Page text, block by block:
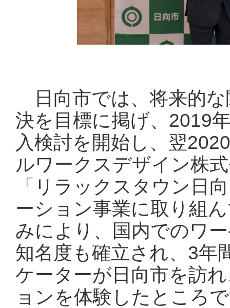
日向市では、将来的な
決を目標に掲げ、2019
入検討を開始し、翌
ルワークスデザイン株
「リラックスタウン日
ーション事業に取り組
みにより、国内でのワ
知名度も確立され、3年
ケーターが日向市を訪
ョンを体験したところ